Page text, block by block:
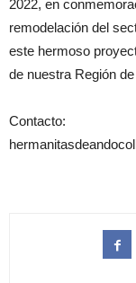
2022, en
remodelación del
este hermoso
de nuestra Región
Contacto: